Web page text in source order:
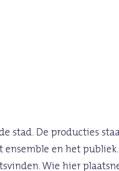
stad. De producties
en het
Wie hier